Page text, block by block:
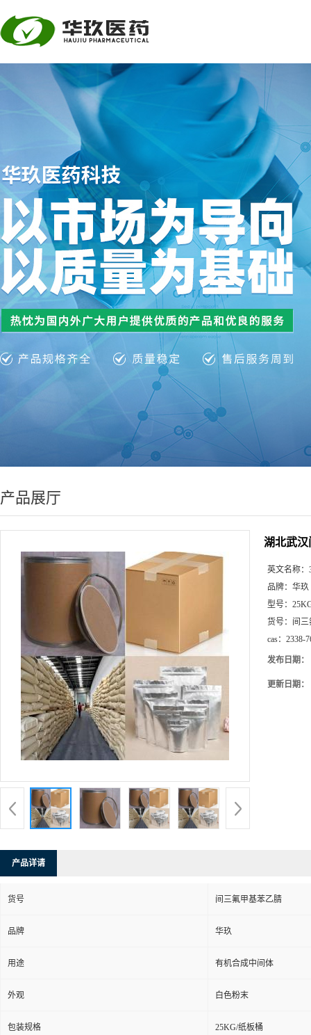
产品展厅
湖北武汉
英文名称：
品牌： 华玖
型号：
货号： 间
cas： 2338-
发布日期：
更新日期：
产品详请
货号 间三氟甲基苯乙腈
品牌 华玖
用途 有机合成中间体
外观 白色粉末
包装规格 25KG/纸板桶